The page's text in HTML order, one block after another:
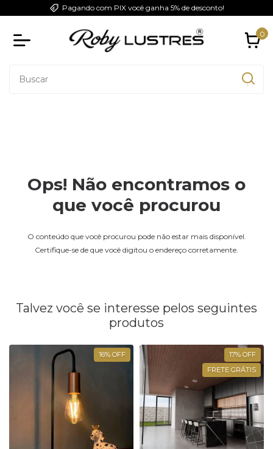
Pagando com PIX você ganha 5% de desconto!
0
Ops! Não encontramos o
que você procurou
O conteúdo que você procurou pode não estar mais disponível.
Certifique-se de que você digitou o endereço corretamente.
Talvez você se interesse pelos seguintes
produtos
16% OFF 17% OFF
FRETE GRÁTIS